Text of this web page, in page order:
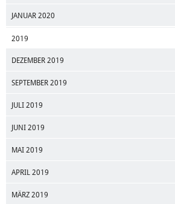
JANUAR 2020
2019
DEZEMBER 2019
SEPTEMBER 2019
JULI 2019
JUNI 2019
MAI 2019
APRIL 2019
MÄRZ 2019